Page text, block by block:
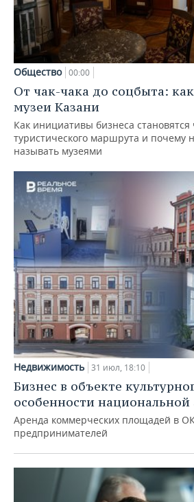
Общество 00:00
От чак-чака до соцбыта:
музеи Казани
Как инициативы бизнеса становятся
туристического маршрута и почему
называть музеями
Недвижимость 31 июл, 18:10
Бизнес в объекте
особенности
Аренда коммерческих площадей в
предпринимателей